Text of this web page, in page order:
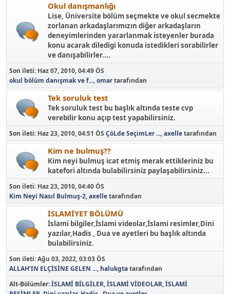
Okul danışmanlığı
Lise, Üniversite bölüm seçmekte ve okul secmekte
zorlanan arkadaşlarımızın diğer arkadaşların
deneyimlerinden yararlanmak isteyenler burada
konu acarak diledigi konuda istedikleri sorabilirler
ve danışabilirler....
Son ileti: Haz 07, 2010, 04:49 ÖS
okul bölüm danışmak ve f...,omartarafından
Tek soruluk test
Tek soruluk test bu başlık altında teste cvp
verebilir konu açıp test yapabilirsiniz.
Son ileti: Haz 23, 2010, 04:51 ÖS ÇöLde SeçimLer ...,axelletarafından
Kim ne bulmuş??
Kim neyi bulmuş icat etmiş merak ettikleriniz bu
katefori altında bulabilirsiniz paylaşabilirsiniz...
Son ileti: Haz 23, 2010, 04:40 ÖS
Kim Neyi Nasıl Bulmuş-2,axelletarafından
İSLAMİYET BÖLÜMÜ
İslami bilgiler,İslami videolar,İslami resimler,Dini
yazılar,Hadis , Dua ve ayetleri bu başlık altında
bulabilirsiniz.
Son ileti:Ağu 03, 2022, 03:03 ÖS
ALLAH’IN ELÇİSİNE GELEN ..., halukgtatarafından
Alt-Bölümler İSLAMİ BİLGİLER İSLAMİ VİDEOLAR İSLAMİ